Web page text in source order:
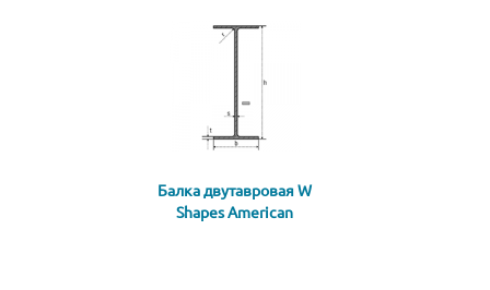
Балка двутавровая W
Shapes American